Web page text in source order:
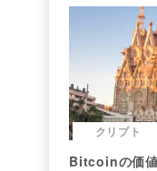
クリプト
Bitcoinの価